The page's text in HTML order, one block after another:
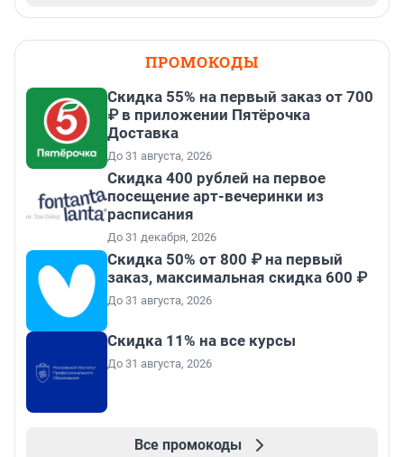
ПРОМОКОДЫ
Скидка 55% на первый заказ от 700
₽ в приложении Пятёрочка
Доставка
До 31 августа, 2026
Cкидка 400 рублей на первое
посещение арт-вечеринки из
расписания
До 31 декабря, 2026
Скидка 50% от 800 ₽ на первый
заказ, максимальная скидка 600 ₽
До 31 августа, 2026
Скидка 11% на все курсы
До 31 августа, 2026
Все промокоды